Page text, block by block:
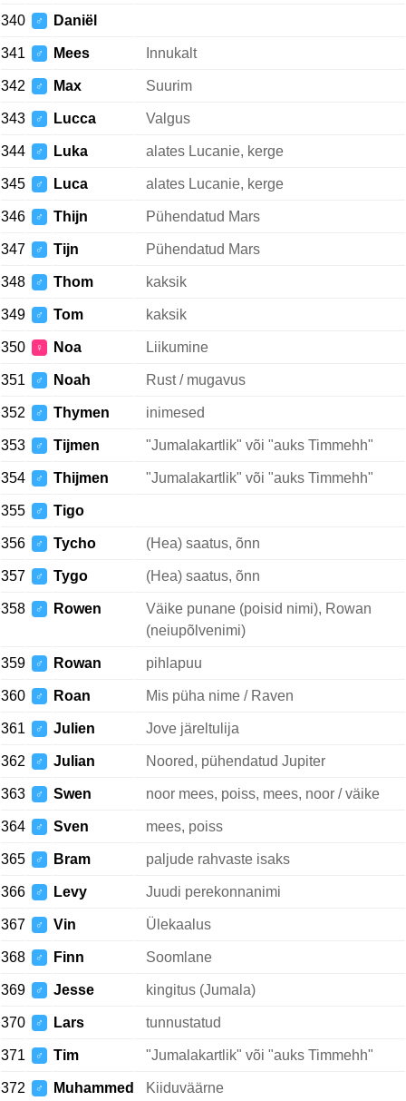
340 ♂ Daniël
341 ♂ Mees Innukalt
342 ♂ Max Suurim
343 ♂ Lucca Valgus
344 ♂ Luka alates Lucanie, kerge
345 ♂ Luca alates Lucanie, kerge
346 ♂ Thijn Pühendatud Mars
347 ♂ Tijn Pühendatud Mars
348 ♂ Thom kaksik
349 ♂ Tom kaksik
350 ♀ Noa Liikumine
351 ♂ Noah Rust / mugavus
352 ♂ Thymen inimesed
353 ♂ Tijmen "Jumalakartlik" või "auks Timmehh"
354 ♂ Thijmen "Jumalakartlik" või "auks Timmehh"
355 ♂ Tigo
356 ♂ Tycho (Hea) saatus, õnn
357 ♂ Tygo (Hea) saatus, õnn
358 ♂ Rowen
Väike punane (poisid nimi), Rowan
(neiupõlvenimi)
359 ♂ Rowan pihlapuu
360 ♂ Roan Mis püha nime / Raven
361 ♂ Julien Jove järeltulija
362 ♂ Julian Noored, pühendatud Jupiter
363 ♂ Swen noor mees, poiss, mees, noor / väike
364 ♂ Sven mees, poiss
365 ♂ Bram paljude rahvaste isaks
366 ♂ Levy Juudi perekonnanimi
367 ♂ Vin Ülekaalus
368 ♂ Finn Soomlane
369 ♂ Jesse kingitus (Jumala)
370 ♂ Lars tunnustatud
371 ♂ Tim "Jumalakartlik" või "auks Timmehh"
372 ♂ Muhammed Kiiduväärne